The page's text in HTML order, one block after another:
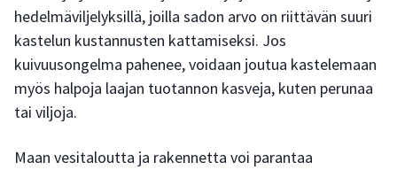
hedelmäviljelyksillä, joilla sadon arvo on riittävän suuri
kastelun kustannusten kattamiseksi. Jos
kuivuusongelma pahenee, voidaan joutua kastelemaan
myös halpoja laajan tuotannon kasveja, kuten perunaa
tai viljoja.
Maan vesitaloutta ja rakennetta voi parantaa